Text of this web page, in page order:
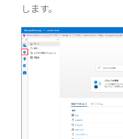
します。